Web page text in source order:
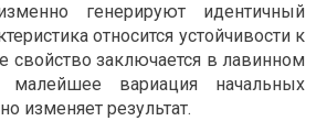
генерируют идентичный
относится устойчивости к
свойство заключается в лавинном
малейшее вариация начальных
изменяет результат.